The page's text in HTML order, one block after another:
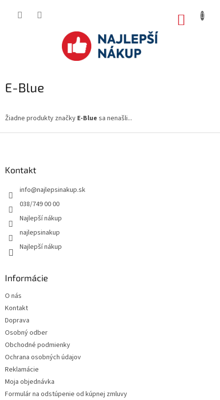
E-Blue
Žiadne produkty značky E-Blue sa nenašli...
Kontakt
info@najlepsinakup.sk
038/749 00 00
Najlepší nákup
najlepsinakup
Najlepší nákup
Informácie
O nás
Kontakt
Doprava
Osobný odber
Obchodné podmienky
Ochrana osobných údajov
Reklamácie
Moja objednávka
Formulár na odstúpenie od kúpnej zmluvy